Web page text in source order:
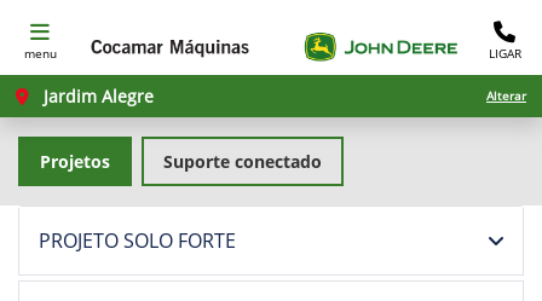
menu LIGAR
Jardim Alegre Alterar
Suporte conectado
Projetos
PROJETO SOLO FORTE